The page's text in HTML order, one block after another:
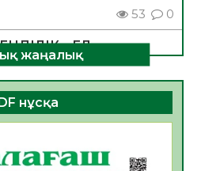
53 0
– ЕЛ
51 0
– БОЛАШАҚҚА
ТАҢДАУ
жаңалық
нұсқа